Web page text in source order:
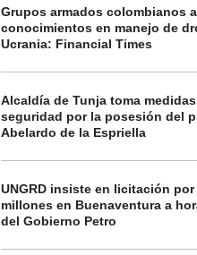
Grupos armados colombianos
conocimientos en manejo de
Ucrania: Financial Times
Alcaldía de Tunja toma
seguridad por la posesión del
Abelardo de la Espriella
UNGRD insiste en licitación por
millones en Buenaventura a
del Gobierno Petro